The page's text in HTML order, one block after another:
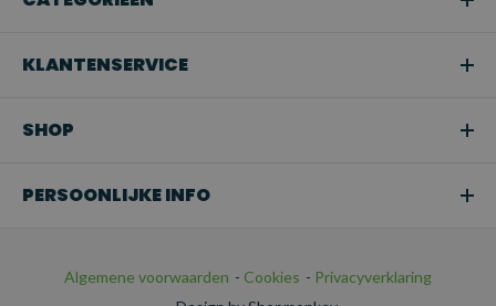
KLANTENSERVICE
SHOP
PERSOONLIJKE INFO
Algemene voorwaarden - Cookies - Privacyverklaring